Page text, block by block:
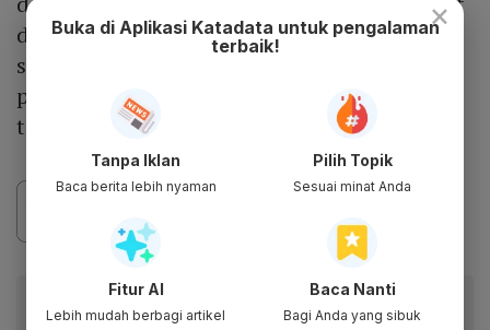
ditopang oleh kabar perpanjangan kerja
sama dengan Meta Platforms dalam
pengembangan chip khusus berbasis
teknologi Broadcom.
Berita Katadata.co.id di WhatsApp
×
Buka di Aplikasi Katadata untuk pengalaman
terbaik!
Tanpa Iklan
Baca berita lebih nyaman
Pilih Topik
Sesuai minat Anda
Fitur AI
Lebih mudah berbagi artikel
Baca Nanti
Bagi Anda yang sibuk